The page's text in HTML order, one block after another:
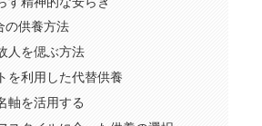
の供養方法
人を偲ぶ方法
を利用した代替供養
軸を活用する